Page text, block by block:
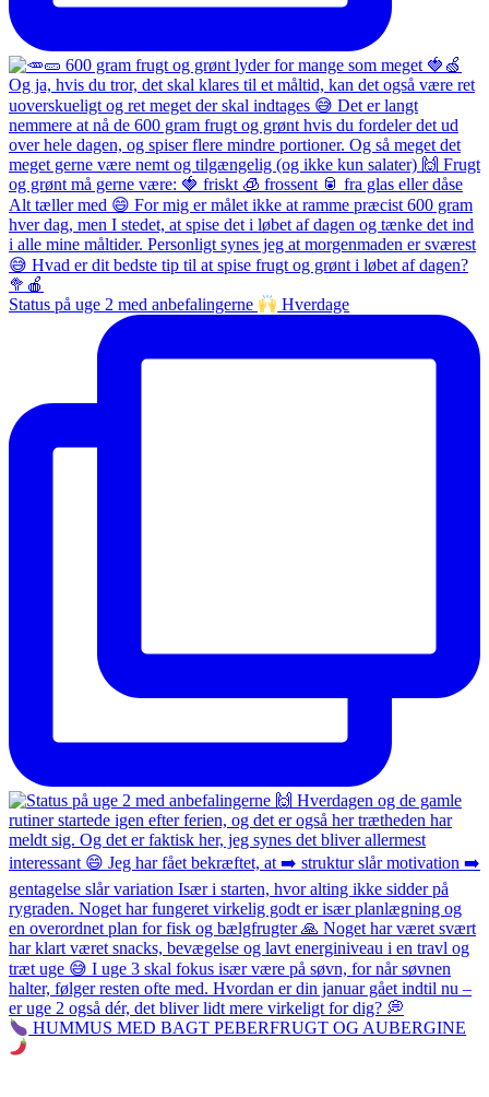
Status på uge 2 med anbefalingerne Hverdage
HUMMUS MED BAGT PEBERFRUGT OG AUBERGINE